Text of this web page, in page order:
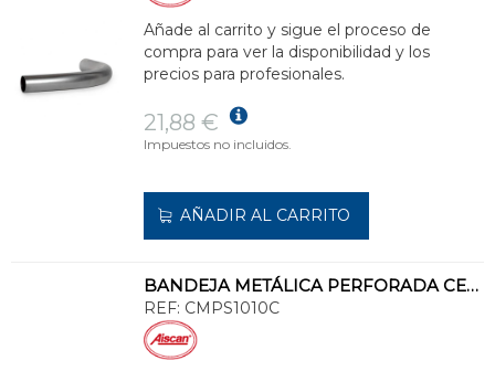
Añade al carrito y sigue el proceso de
compra para ver la disponibilidad y los
precios para profesionales.
21,88 €
Impuestos no incluidos.
AÑADIR AL CARRITO
BANDEJA METÁLICA PERFORADA CERTIFICADA 100x100 GALVANIZADO SENZIMIR
REF: CMPS1010C